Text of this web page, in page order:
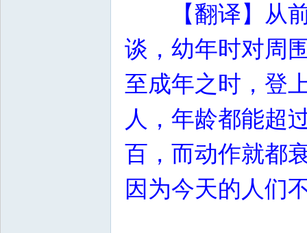
【翻译】从
谈，幼年时对周
至成年之时，登
人，年龄都能超
百，而动作就都
因为今天的人们